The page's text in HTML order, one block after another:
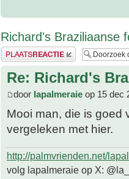
Richard's Braziliaanse
Plaats een reactie
Re: Richard's
door lapalmeraie op 15 dec
Mooi man, die is goed
vergeleken met hier.
http://palmvrienden.net/
volg lapalmeraie op X: